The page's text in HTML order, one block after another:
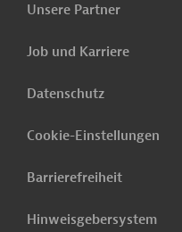
Unsere Partner
Job und Karriere
Datenschutz
Cookie-Einstellungen
Barrierefreiheit
Hinweisgebersystem